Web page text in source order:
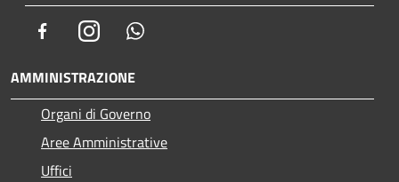
FacebookInstagram
AMMINISTRAZIONE
Organi di Governo
Aree Amministrative
Uffici